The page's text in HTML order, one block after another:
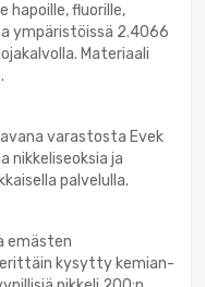
hapoille, fluorille,
ympäristöissä 2.4066
Materiaali
varastosta Evek
nikkeliseoksia ja
palvelulla.
emästen
kysytty kemian-